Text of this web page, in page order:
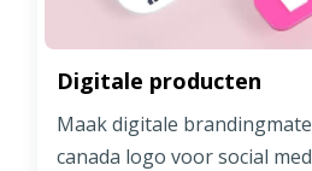
Digitale producten
Maak digitale
canada logo voor social